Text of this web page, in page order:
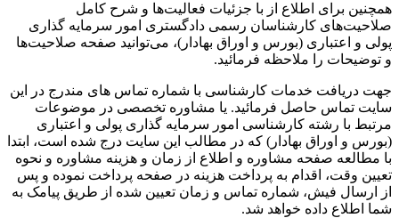
همچنین برای اطلاع از با جزئیات فعالیت‌‌ها و شرح کامل
صلاحیت‌های کارشناسان رسمی دادگستری امور سرمایه گذاری
پولی و اعتباری (بورس و اوراق بهادار)، می‌توانید صفحه صلاحیت‌ها
و توضیحات را ملاحظه فرمائید.
جهت دریافت خدمات کارشناسی با شماره تماس های مندرج در این
سایت تماس حاصل فرمائید. یا مشاوره تخصصی در موضوعات
مرتبط با رشته کارشناسی امور سرمایه گذاری پولی و اعتباری
(بورس و اوراق بهادار) که در مطالب این سایت درج شده است، ابتدا
با مطالعه صفحه مشاوره و اطلاع از زمان و هزینه مشاوره و نحوه
تعیین وقت، اقدام به پرداخت هزینه در صفحه پرداخت نموده و پس
از ارسال فیش، شماره تماس و زمان تعیین شده از طریق پیامک به
شما اطلاع داده خواهد شد.